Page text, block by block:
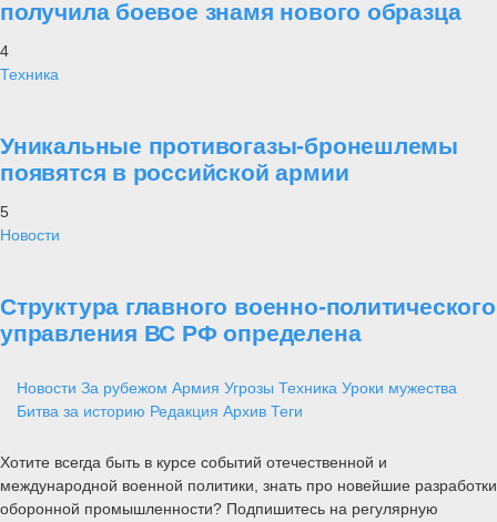
получила боевое знамя нового образца
4
Техника
Уникальные противогазы-бронешлемы
появятся в российской армии
5
Новости
Структура главного военно-политического
управления ВС РФ определена
Новости За рубежом Армия Угрозы Техника Уроки мужества
Битва за историю Редакция Архив Теги
Хотите всегда быть в курсе событий отечественной и
международной военной политики, знать про новейшие разработки
оборонной промышленности? Подпишитесь на регулярную